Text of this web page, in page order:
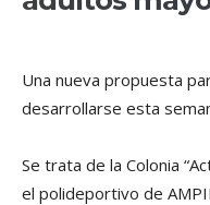
Una nueva propuesta
desarrollarse esta
Se trata de la Colonia
el polideportivo de